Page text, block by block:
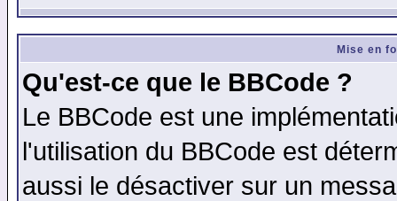
Mise en
Qu'est-ce que le BBCode ?
Le BBCode est une
l'utilisation du BBCode est
aussi le désactiver sur un